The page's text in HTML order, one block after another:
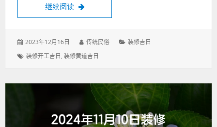
继续阅读 2024年11月9日装修好吗？2024年11月9
发
于：
2023年12月16日
作
传统民俗
分
装修吉日
标
装修开工吉日,装修黄道吉日